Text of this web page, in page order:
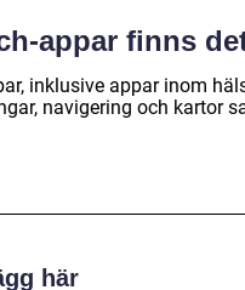
appar finns
inklusive appar inom
navigering och kartor
här